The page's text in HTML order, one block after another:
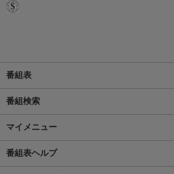
番組表
番組検索
マイメニュー
番組表ヘルプ